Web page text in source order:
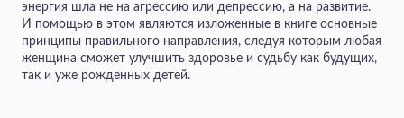
энергия шла не на агрессию или депрессию, а на развитие.
И помощью в этом являются изложенные в книге основные
принципы правильного направления, следуя которым любая
женщина сможет улучшить здоровье и судьбу как будущих,
так и уже рожденных детей.